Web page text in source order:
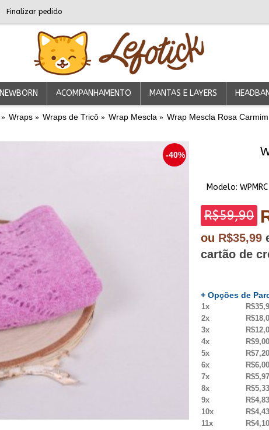
Finalizar pedido
NEWBORN ACOMPANHAMENTO MANTAS E LAYERS
Wraps Wraps de Tricô Wrap Mescla Wrap Mescla Rosa Carmim
-40%
Modelo: WPMRC
R$59,90
ou R$35,99
cartão de
+ Opções de
1x
2x
3x
4x
R$9,00
5x
R$7,20
6x
R$6,00
7x
R$5,97
8x
R$5,33
9x
R$4,83
10x
R$4,43
11x
R$4,10